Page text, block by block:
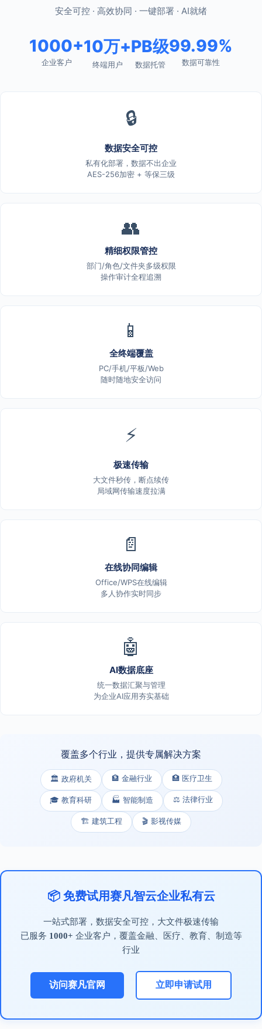
安全可控 · 高效协同 · 一键部署 · AI就绪
1000+
企业客户
10万+
终端用户
PB级
数据托管
99.99%
数据可靠性
🔒
数据安全可控
私有化部署，数据不出企业
AES-256加密 + 等保三级
👥
精细权限管控
部门/角色/文件夹多级权限
操作审计全程追溯
📱
全终端覆盖
PC/手机/平板/Web
随时随地安全访问
⚡
极速传输
大文件秒传，断点续传
局域网传输速度拉满
📄
在线协同编辑
Office/WPS在线编辑
多人协作实时同步
🤖
AI数据底座
统一数据汇聚与管理
为企业AI应用夯实基础
覆盖多个行业，提供专属解决方案
🏛️ 政府机关 🏦 金融行业 🏥 医疗卫生
🎓 教育科研 🏭 智能制造 ⚖️ 法律行业
🏗️ 建筑工程 🎬 影视传媒
📦 免费试用赛凡智云企业私有云
一站式部署，数据安全可控，大文件极速传输
已服务 1000+ 企业客户，覆盖金融、医疗、教育、制造等
行业
访问赛凡官网 立即申请试用